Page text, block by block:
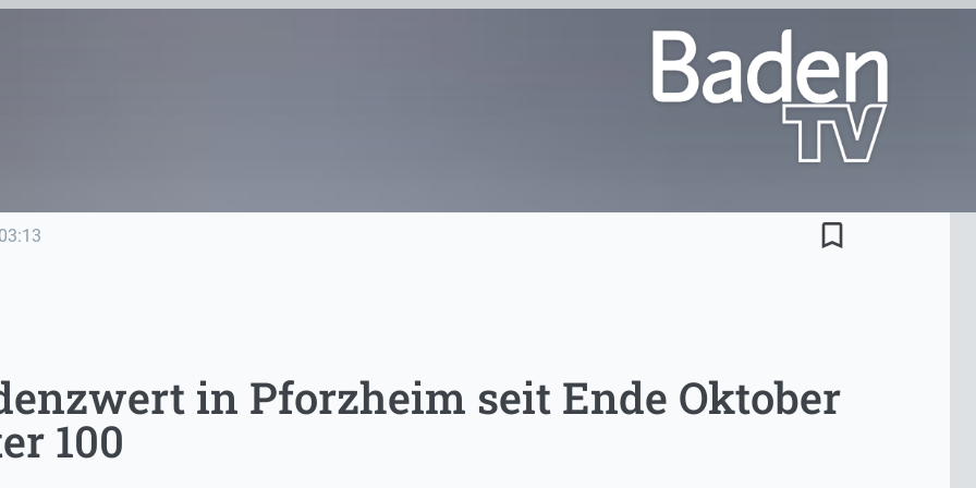
03:13 bookmark_border
in Pforzheim seit Ende Oktober
100